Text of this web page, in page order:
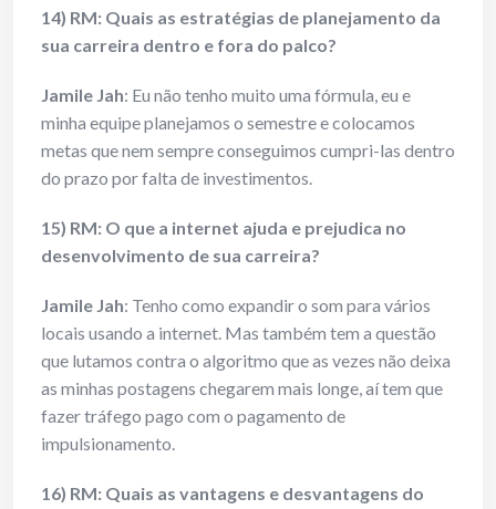
14) RM: Quais as estratégias de planejamento da
sua carreira dentro e fora do palco?
Jamile Jah: Eu não tenho muito uma fórmula, eu e
minha equipe planejamos o semestre e colocamos
metas que nem sempre conseguimos cumpri-las dentro
do prazo por falta de investimentos.
15) RM: O que a internet ajuda e prejudica no
desenvolvimento de sua carreira?
Jamile Jah: Tenho como expandir o som para vários
locais usando a internet. Mas também tem a questão
que lutamos contra o algoritmo que as vezes não deixa
as minhas postagens chegarem mais longe, aí tem que
fazer tráfego pago com o pagamento de
impulsionamento.
16) RM: Quais as vantagens e desvantagens do